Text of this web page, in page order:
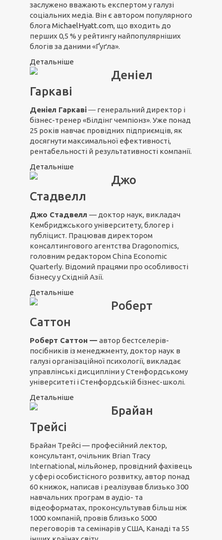
заслужено вважають експертом у галузі
соціальних медіа. Він є автором популярного
блога MichaelHyatt.com, що входить до
перших 0,5 % у рейтингу найпопулярніших
блогів за даними «Ґуґла».
Детальніше
Деніел
Гаркаві
Деніел Гаркаві― генеральний директор і
бізнес-тренер «Білдінг чемпіонз». Уже понад
25 років навчає провідних підприємців, як
досягнути максимальної ефективності,
рентабельності й результативності компанії.
Детальніше
Джо
Стадвелл
Джо Стадвелл — доктор наук, викладач
Кембриджського університету, блогер і
публіцист. Працював директором
консалтингового агентства Dragonomics,
головним редактором China Economic
Quarterly. Відомий працями про особливості
бізнесу у Східній Азії.
Детальніше
Роберт
Саттон
Роберт Саттон — автор бестселерів-
посібників із менеджменту, доктор наук в
галузі організаційної психології, викладає
управлінські дисципліни у Стенфордському
університеті і Стенфордській бізнес-школі.
Детальніше
Брайан
Трейсі
Брайан Трейсі — професійний лектор,
консультант, очільник Brian Tracy
International, мільйонер, провідний фахівець
у сфері особистісного розвитку, автор понад
60 книжок, написав і реалізував близько 300
навчальних програм в аудіо- та
відеоформатах, проконсультував більш ніж
1000 компаній, провів близько 5000
переговорів та семінарів у США, Канаді та 55